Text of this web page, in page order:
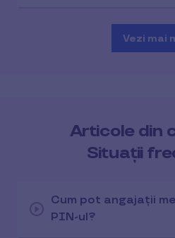
Vezi mai
Articole din
Situații
Cum pot angajații
PIN-ul?